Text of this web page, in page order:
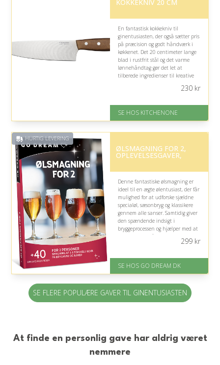
på 4.6 ud af 5
KOKKEKNIV 20 CM
En fantastisk kokkekniv til
ginentusiasten, der også sætter pris
på præcision og godt håndværk i
køkkenet. Det 20 centimeter lange
blad i rustfrit stål og det varme
lønnehåndtag gør det let at
tilberede ingredienser til kreative
Fremragende Trustpilot rating
230kr
SE HOS KITCHENONE
HURTIG LEVERING
ØLSMAGNING FOR 2,
OPLEVELSESGAVER,
Denne fantastiske ølsmagning er
ideel til en ægte ølentusiast, der får
mulighed for at udforske sjældne
specialøl, sæsonbryg og klassikere
gennem alle sanser. Samtidig giver
den spændende indsigt i
bryggeprocessen og hjælper med at
nuancere forståelsen af personlige
På lager
Levering: E-gavekort kan leveres
299kr
SE HOS GO DREAM DK
SE FLERE POPULÆRE GAVER TIL GINENTUSIASTEN
At finde en personlig gave har aldrig været
nemmere